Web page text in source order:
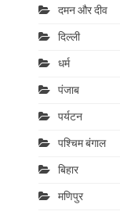
दमन और दीव
दिल्ली
धर्म
पंजाब
पर्यटन
पश्चिम बंगाल
बिहार
मणिपुर